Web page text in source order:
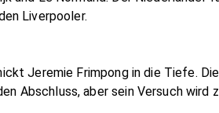
Liverpooler.
Jeremie Frimpong in die Tiefe.
Abschluss, aber sein Versuch wird